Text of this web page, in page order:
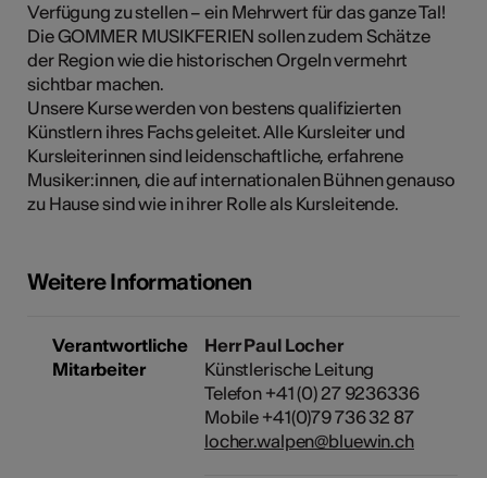
Verfügung zu stellen – ein Mehrwert für das ganze Tal!
Die GOMMER MUSIKFERIEN sollen zudem Schätze
der Region wie die historischen Orgeln vermehrt
sichtbar machen.
Unsere Kurse werden von bestens qualifizierten
Künstlern ihres Fachs geleitet. Alle Kursleiter und
Kursleiterinnen sind leidenschaftliche, erfahrene
Musiker:innen, die auf internationalen Bühnen genauso
zu Hause sind wie in ihrer Rolle als Kursleitende.
Weitere Informationen
Verantwortliche
Mitarbeiter
Herr Paul Locher
Künstlerische Leitung
Telefon +41 (0) 27 9236336
Mobile +41(0)79 736 32 87
locher.walpen@bluewin.ch